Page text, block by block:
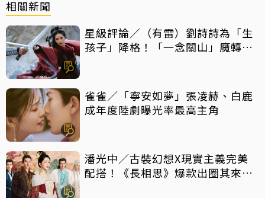
相關新聞
星級評論／（有雷）劉詩詩為「生
孩子」降格！「一念關山」魔轉成
雀雀／「寧安如夢」張凌赫、白鹿
成年度陸劇曝光率最高主角
潘光中／古裝幻想X現實主義完美
配搭！《長相思》爆款出圈其來有